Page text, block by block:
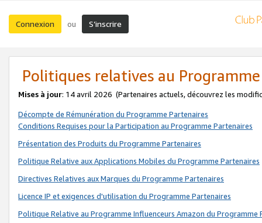
Connexion ou S’inscrire
Politiques relatives au
Mises à jour: 14 avril 2026 (Partenaires actuels, découvrez les
Décompte de Rémunération du Programme Partenaires
Conditions Requises pour la Participation au Programme Partenaires
Présentation des Produits du Programme Partenaires
Politique Relative aux Applications Mobiles du Programme Partenaires
Directives Relatives aux Marques du Programme Partenaires
Licence IP et exigences d'utilisation du Programme Partenaires
Politique Relative au Programme Influenceurs Amazon du Programme